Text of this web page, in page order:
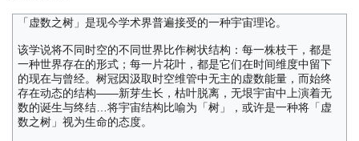
「虚数之树」是现今学术界普遍接受的一种宇宙理论。
该学说将不同时空的不同世界比作树状结构：每一株枝干，都是
一种世界存在的形式；每一片花叶，都是它们在时间维度中留下
的现在与曾经。树冠因汲取时空维管中无主的虚数能量，而始终
存在动态的结构——新芽生长，枯叶脱离，无垠宇宙中上演着无
数的诞生与终结…将宇宙结构比喻为「树」，或许是一种将「虚
数之树」视为生命的态度。